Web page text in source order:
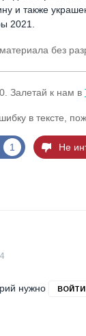
и также
2021.
материала без
Залетай к нам в
в тексте,
1 Не
4
нужно ВОЙТИ